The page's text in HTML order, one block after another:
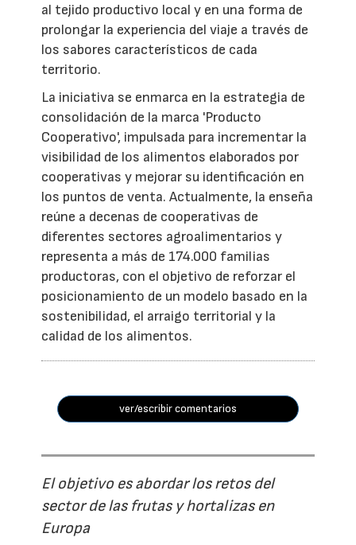
al tejido productivo local y en una forma de
prolongar la experiencia del viaje a través de
los sabores característicos de cada
territorio.
La iniciativa se enmarca en la estrategia de
consolidación de la marca 'Producto
Cooperativo', impulsada para incrementar la
visibilidad de los alimentos elaborados por
cooperativas y mejorar su identificación en
los puntos de venta. Actualmente, la enseña
reúne a decenas de cooperativas de
diferentes sectores agroalimentarios y
representa a más de 174.000 familias
productoras, con el objetivo de reforzar el
posicionamiento de un modelo basado en la
sostenibilidad, el arraigo territorial y la
calidad de los alimentos.
ver/escribir comentarios
El objetivo es abordar los retos del
sector de las frutas y hortalizas en
Europa